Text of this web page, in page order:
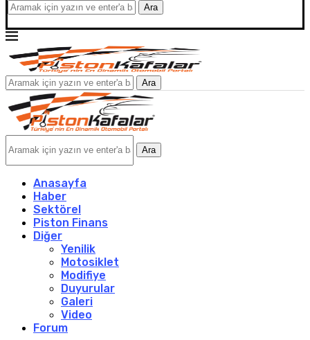
Ara
Ara
Ara
Anasayfa
Haber
Sektörel
Piston Finans
Diğer
Yenilik
Motosiklet
Modifiye
Duyurular
Galeri
Video
Forum